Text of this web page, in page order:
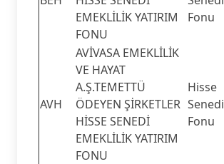
EMEKLİLİK YATIRIM
FONU
Fonu
AVH
AVİVASA EMEKLİLİK
VE HAYAT
A.Ş.TEMETTÜ
ÖDEYEN ŞİRKETLER
HİSSE SENEDİ
EMEKLİLİK YATIRIM
FONU
Hisse
Senedi
Fonu